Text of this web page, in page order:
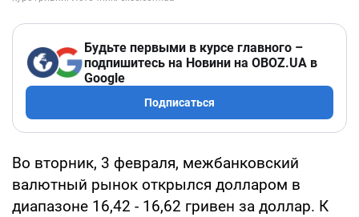
Будьте первыми в курсе главного –
подпишитесь на Новини на OBOZ.UA в
Google
Подписаться
Во вторник, 3 февраля, межбанковский
валютный рынок открылся долларом в
диапазоне 16,42 - 16,62 гривен за доллар. К